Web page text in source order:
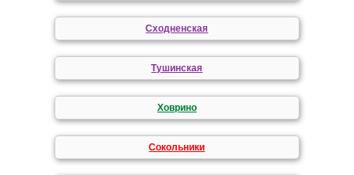
Сходненская
Тушинская
Ховрино
Сокольники